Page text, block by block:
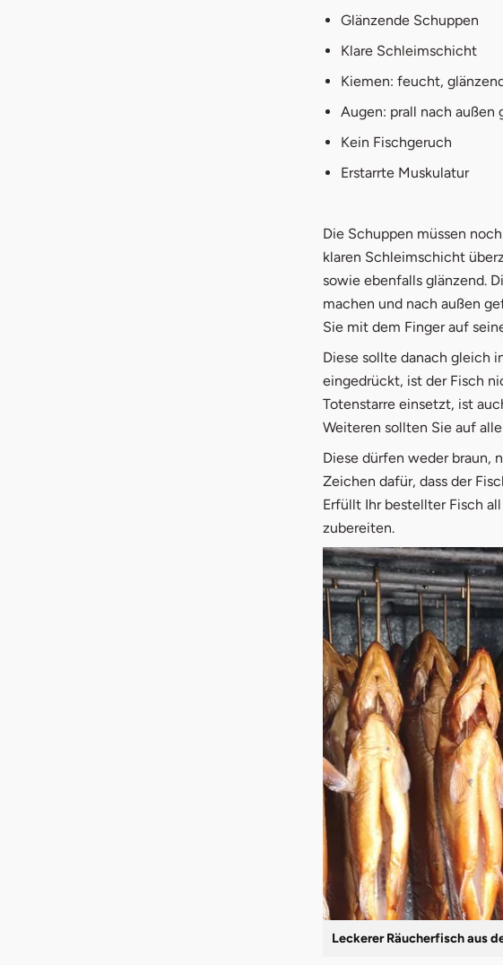
Glänzende Schuppen
Klare Schleimschicht
Kiemen: feucht,
Augen: prall nach außen
Kein Fischgeruch
Erstarrte Muskulatur
Die Schuppen müssen
klaren Schleimschicht
sowie ebenfalls glänzend.
machen und nach außen
Sie mit dem Finger auf
Diese sollte danach gleich
eingedrückt, ist der Fisch
Totenstarre einsetzt, ist
Weiteren sollten Sie auf
Diese dürfen weder braun,
Zeichen dafür, dass der
Erfüllt Ihr bestellter Fisch
zubereiten.
Leckerer Räucherfisch aus